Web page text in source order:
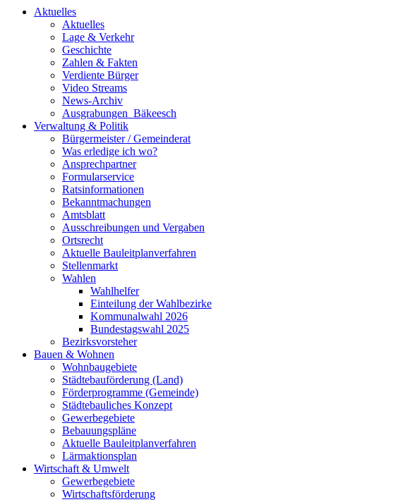
Aktuelles
Aktuelles
Lage & Verkehr
Geschichte
Zahlen & Fakten
Verdiente Bürger
Video Streams
News-Archiv
Ausgrabungen_Bäkeesch
Verwaltung & Politik
Bürgermeister / Gemeinderat
Was erledige ich wo?
Ansprechpartner
Formularservice
Ratsinformationen
Bekanntmachungen
Amtsblatt
Ausschreibungen und Vergaben
Ortsrecht
Aktuelle Bauleitplanverfahren
Stellenmarkt
Wahlen
Wahlhelfer
Einteilung der Wahlbezirke
Kommunalwahl 2026
Bundestagswahl 2025
Bezirksvorsteher
Bauen & Wohnen
Wohnbaugebiete
Städtebauförderung (Land)
Förderprogramme (Gemeinde)
Städtebauliches Konzept
Gewerbegebiete
Bebauungspläne
Aktuelle Bauleitplanverfahren
Lärmaktionsplan
Wirtschaft & Umwelt
Gewerbegebiete
Wirtschaftsförderung